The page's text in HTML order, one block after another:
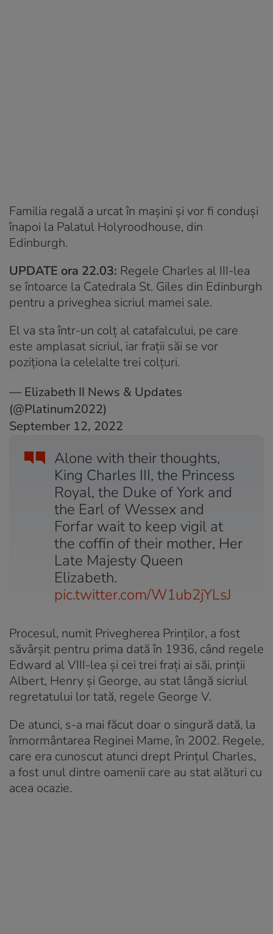
Familia regală a urcat în mașini și vor fi conduși
înapoi la Palatul Holyroodhouse, din
Edinburgh.
UPDATE ora 22.03: Regele Charles al III-lea
se întoarce la Catedrala St. Giles din Edinburgh
pentru a priveghea sicriul mamei sale.
El va sta într-un colț al catafalcului, pe care
este amplasat sicriul, iar frații săi se vor
poziționa la celelalte trei colțuri.
Alone with their thoughts,
King Charles III, the Princess
Royal, the Duke of York and
the Earl of Wessex and
Forfar wait to keep vigil at
the coffin of their mother, Her
Late Majesty Queen
Elizabeth.
pic.twitter.com/W1ub2jYLsJ
— Elizabeth II News & Updates
(@Platinum2022)
September 12, 2022
Procesul, numit Privegherea Prinților, a fost
săvârșit pentru prima dată în 1936, când regele
Edward al VIII-lea și cei trei frați ai săi, prinții
Albert, Henry și George, au stat lângă sicriul
regretatului lor tată, regele George V.
De atunci, s-a mai făcut doar o singură dată, la
înmormântarea Reginei Mame, în 2002. Regele,
care era cunoscut atunci drept Prințul Charles,
a fost unul dintre oamenii care au stat alături cu
acea ocazie.